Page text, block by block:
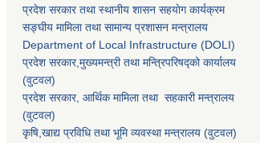
प्रदेश सरकार तथा स्थानीय शासन सहयाेग कार्यक्रम
सङ्‍घीय मामिला तथा सामान्य प्रशासन मन्त्रालय
Department of Local Infrastructure (DOLI)
प्रदेश सरकार,मुख्यमन्त्री तथा मन्त्रिपरिषद्को कार्यालय
(वुटवल)
प्रदेश सरकार, आर्थिक मामिला तथा सहकारी मन्त्रालय
(वुटवल)
कृषि,खाद्य प्रविधि तथा भूमि व्यवस्था मन्त्रालय (वुटवल)